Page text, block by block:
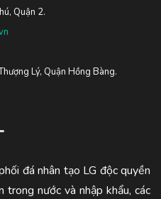
Quận 2.
Lý, Quận Hồng Bàng.
đá nhân tạo LG độc quyền
trong nước và nhập khẩu, các